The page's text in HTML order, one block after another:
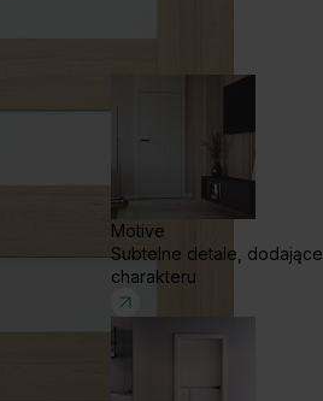
Motive
Subtelne detale, dodające
charakteru